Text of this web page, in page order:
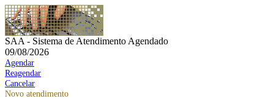
SAA - Sistema de Atendimento Agendado
09/08/2026
Agendar
Reagendar
Cancelar
Novo atendimento